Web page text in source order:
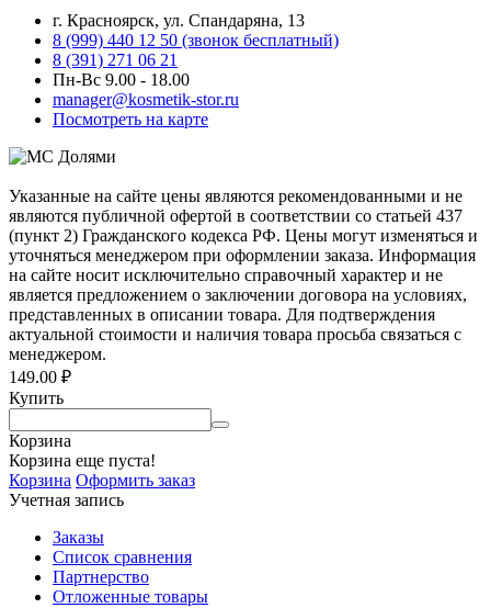
г. Красноярск, ул. Спандаряна, 13
8 (999) 440 12 50 (звонок бесплатный)
8 (391) 271 06 21
Пн-Вс 9.00 - 18.00
manager@kosmetik-stor.ru
Посмотреть на карте
Указанные на сайте цены являются рекомендованными и не
являются публичной офертой в соответствии со статьей 437
(пункт 2) Гражданского кодекса РФ. Цены могут изменяться и
уточняться менеджером при оформлении заказа. Информация
на сайте носит исключительно справочный характер и не
является предложением о заключении договора на условиях,
представленных в описании товара. Для подтверждения
актуальной стоимости и наличия товара просьба связаться с
менеджером.
149.00 ₽
Купить
Корзина
Корзина еще пуста!
Корзина Оформить заказ
Учетная запись
Заказы
Список сравнения
Партнерство
Отложенные товары